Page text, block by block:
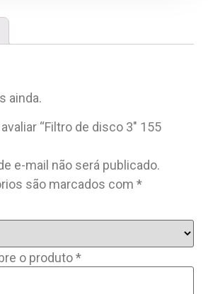
ainda.
“Filtro de disco 3″ 155
e-mail não será publicado.
são marcados com *
o produto*